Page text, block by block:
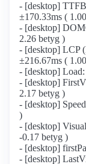
- [desktop]
±170.33ms (
- [desktop]
2.26 betyg )
- [desktop] LCP
±216.67ms (
- [desktop]
- [desktop]
2.17 betyg )
- [desktop]
)
- [desktop]
-0.17 betyg )
- [desktop]
- [desktop]